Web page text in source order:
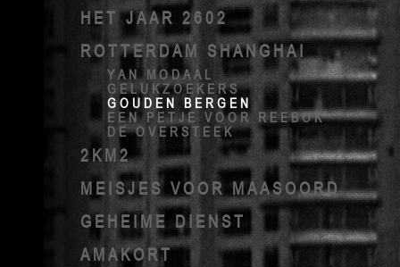
HET JAAR 2602
ROTTERDAM SHANGHAI
YAN MODAAL
GELUKZOEKERS
GOUDEN BERGEN
EEN PETJE VOOR REEBOK
DE OVERSTEEK
2KM2
MEISJES VOOR MAASOORD
GEHEIME DIENST
AMAKORT